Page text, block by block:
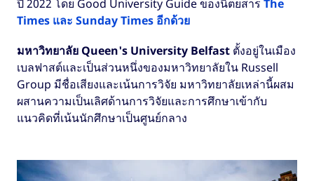
ปี 2022 โดย Good University Guide ของนิตยสาร The
Times และ Sunday Times อีกด้วย
มหาวิทยาลัย Queen's University Belfast ตั้งอยู่ในเมือง
เบลฟาสต์และเป็นส่วนหนึ่งของมหาวิทยาลัยใน Russell
Group มีชื่อเสียงและเน้นการวิจัย มหาวิทยาลัยเหล่านี้ผสม
ผสานความเป็นเลิศด้านการวิจัยและการศึกษาเข้ากับ
แนวคิดที่เน้นนักศึกษาเป็นศูนย์กลาง